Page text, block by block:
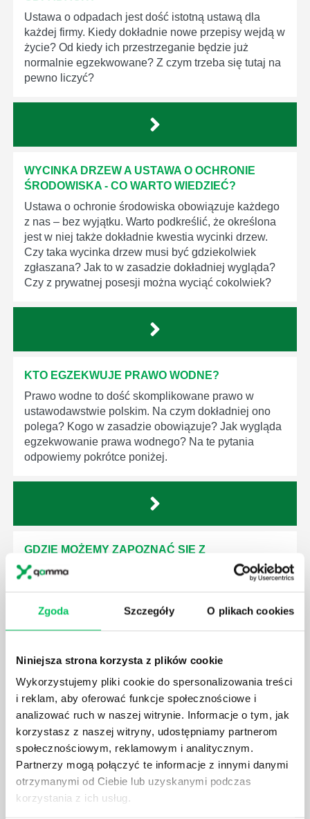
Zgoda Szczegóły O plikach cookies
Niniejsza strona korzysta z plików cookie
Wykorzystujemy pliki cookie do spersonalizowania treści
i reklam, aby oferować funkcje społecznościowe i
analizować ruch w naszej witrynie. Informacje o tym, jak
korzystasz z naszej witryny, udostępniamy partnerom
społecznościowym, reklamowym i analitycznym.
Partnerzy mogą połączyć te informacje z innymi danymi
otrzymanymi od Ciebie lub uzyskanymi podczas
korzystania z ich usług.
Ustawa o odpadach jest dość istotną ustawą dla
każdej firmy. Kiedy dokładnie nowe przepisy wejdą w
życie? Od kiedy ich przestrzeganie będzie już
normalnie egzekwowane? Z czym trzeba się tutaj na
pewno liczyć?
WYCINKA DRZEW A USTAWA O OCHRONIE
ŚRODOWISKA - CO WARTO WIEDZIEĆ?
Ustawa o ochronie środowiska obowiązuje każdego
z nas – bez wyjątku. Warto podkreślić, że określona
jest w niej także dokładnie kwestia wycinki drzew.
Czy taka wycinka drzew musi być gdziekolwiek
zgłaszana? Jak to w zasadzie dokładniej wygląda?
Czy z prywatnej posesji można wyciąć cokolwiek?
KTO EGZEKWUJE PRAWO WODNE?
Prawo wodne to dość skomplikowane prawo w
ustawodawstwie polskim. Na czym dokładniej ono
polega? Kogo w zasadzie obowiązuje? Jak wygląda
egzekwowanie prawa wodnego? Na te pytania
odpowiemy pokrótce poniżej.
GDZIE MOŻEMY ZAPOZNAĆ SIĘ Z
WYMAGANIAMI NORM JAKOŚCI WYROBÓW
MEDYCZNYCH?
społeczeństwa wprowadzane jest coraz więcej reguł,
które mają za zadanie poprawić poszczególne
będą zobowiązane przestrzegać zasad, których
wprowadzenie dąży do ujednolicenia jakości
produktów, które trafiają do klientów.
CZYM ZAJMUJE SIĘ AUDYTOR WEWNĘTRZNY
LABORATORIUM?